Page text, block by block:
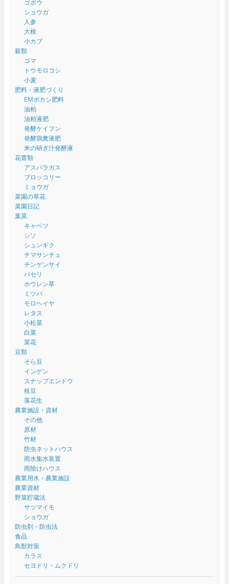
ゴボウ
ショウガ
人参
大根
小カブ
穀類
ゴマ
トウモロコシ
小麦
肥料・液肥づくり
EMボカシ肥料
油粕
油粕液肥
発酵ケイフン
発酵鶏糞液肥
米の研ぎ汁発酵液
花蕾類
アスパラガス
ブロッコリー
ミョウガ
菜園の草花
菜園日記
葉菜
キャベツ
シソ
シュンギク
チマサンチュ
チンゲンサイ
パセリ
ホウレン草
ミツバ
モロヘイヤ
レタス
小松菜
白菜
菜花
豆類
そら豆
インゲン
スナップエンドウ
枝豆
落花生
農業施設・資材
その他
原材
竹材
防虫ネットハウス
雨水集水装置
雨除けハウス
農業用水・農業施設
農業資材
野菜貯蔵法
サツマイモ
ショウガ
防虫剤・防虫法
食品
鳥獣対策
カラス
セヨドリ・ムクドリ